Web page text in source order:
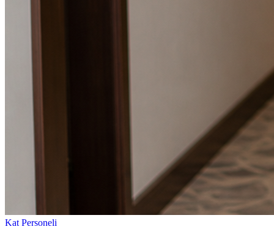
Kat Personeli